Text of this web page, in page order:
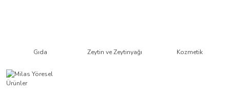
Gıda Zeytin ve Zeytinyağı Kozmetik